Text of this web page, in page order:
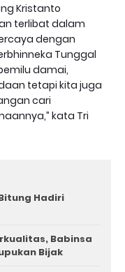
Kristanto
terlibat dalam
dengan
Tunggal
damai,
tetapi kita juga
cari
kata Tri
Hadiri
Babinsa
Bijak